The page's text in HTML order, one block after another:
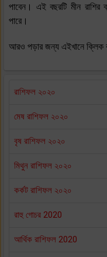
পাবেন। এই বছরটি মীন রাশির
পারে।
আরও পড়ার জন্য এইখানে
রাশিফল ২০২০
মেষ রাশিফল ২০২০
বৃষ রাশিফল ২০২০
মিথুন রাশিফল ২০২০
কর্কট রাশিফল ২০২০
রাহু গোচর 2020
আর্থিক রাশিফল 2020